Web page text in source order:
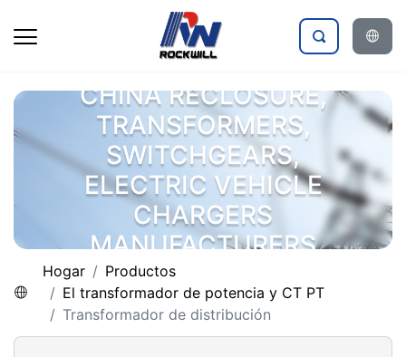
CHINA RECLOSURE,
TRANSFORMERS,
SWITCHGEARS,
ELECTRIC VEHICLE
CHARGERS
MANUFACTURERS
Hogar
Productos
El transformador de potencia y CT PT
Transformador de distribución